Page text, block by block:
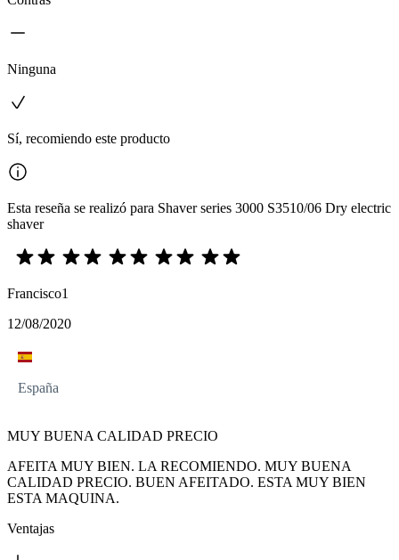
Ninguna
Sí, recomiendo este producto
Esta reseña se realizó para Shaver series 3000 S3510/06 Dry electric
shaver
Francisco1
12/08/2020
España
MUY BUENA CALIDAD PRECIO
AFEITA MUY BIEN. LA RECOMIENDO. MUY BUENA
CALIDAD PRECIO. BUEN AFEITADO. ESTA MUY BIEN
ESTA MAQUINA.
Ventajas